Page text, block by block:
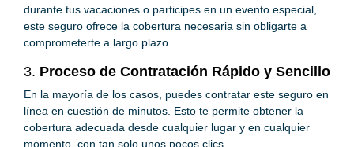
durante tus vacaciones o participes en un evento especial,
este seguro ofrece la cobertura necesaria sin obligarte a
comprometerte a largo plazo.
3. Proceso de Contratación Rápido y Sencillo
En la mayoría de los casos, puedes contratar este seguro en
línea en cuestión de minutos. Esto te permite obtener la
cobertura adecuada desde cualquier lugar y en cualquier
momento, con tan solo unos pocos clics.